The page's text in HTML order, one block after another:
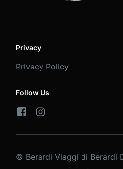
Privacy
Privacy Policy
Follow Us
© Berardi Viaggi di Berardi